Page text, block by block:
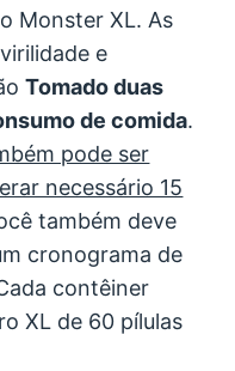
Monster XL. As
e
Tomado duas
de comida.
pode ser
necessário 15
também deve
cronograma de
contêiner
XL de 60 pílulas